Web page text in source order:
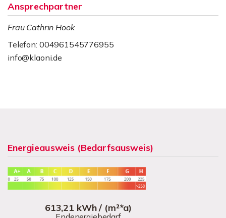
Ansprechpartner
Frau Cathrin Hook
Telefon: 004961545776955
info@klaoni.de
Energieausweis (Bedarfsausweis)
613,21 kWh / (m²*a)